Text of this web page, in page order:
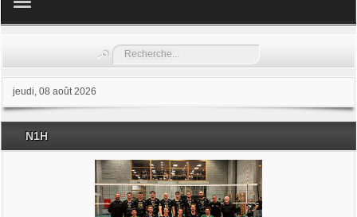
Les samedis du sport
Les stages
Documents
Rechercher
jeudi, 08 août 2026
N1H